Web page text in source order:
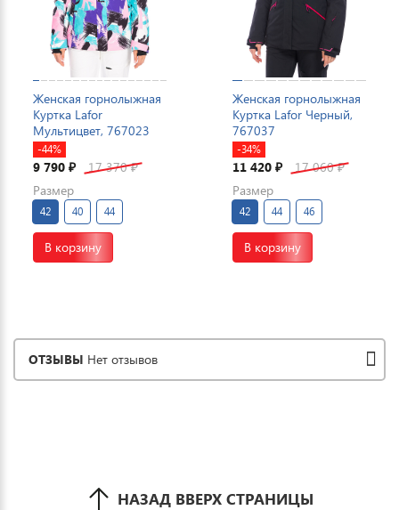
Женская горнолыжная
Куртка Lafor
Мультицвет, 767023
-44%
9 790 ₽ 17 370₽
Размер
42 40 44
В корзину
Женская горнолыжная
Куртка Lafor Черный,
767037
-34%
11 420 ₽ 17 060₽
Размер
42 44 46
В корзину
ОТЗЫВЫ Нет отзывов
НАЗАД ВВЕРХ СТРАНИЦЫ